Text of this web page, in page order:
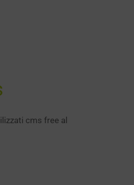
cms free al